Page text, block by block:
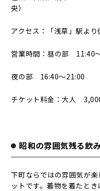
央）
アクセス：「浅草」駅よ
営業時間：昼の部 11:40
夜の部 16:40～21:00
チケット料金：大人
昭和の雰囲気残る飲
下町ならではの雰囲気が
ットです。着物を着たと